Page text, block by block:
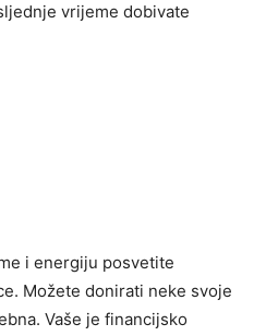
vrijeme dobivate
i energiju posvetite
Možete donirati neke svoje
Vaše je financijsko